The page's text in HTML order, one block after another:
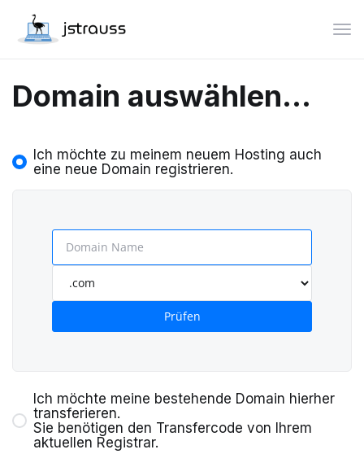
Domain auswählen...
Ich möchte zu meinem neuem Hosting auch
eine neue Domain registrieren.
Prüfen
Ich möchte meine bestehende Domain hierher
transferieren.
Sie benötigen den Transfercode von Ihrem
aktuellen Registrar.